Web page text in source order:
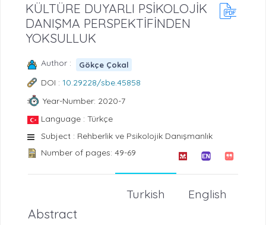
KÜLTÜRE DUYARLI PSİKOLOJİK
DANIŞMA PERSPEKTİFİNDEN
YOKSULLUK
Author : Gökçe Çokal
DOI : 10.29228/sbe.45858
Year-Number: 2020-7
Language : Türkçe
Subject : Rehberlik ve Psikolojik Danışmanlık
Number of pages: 49-69
English
Turkish
Abstract